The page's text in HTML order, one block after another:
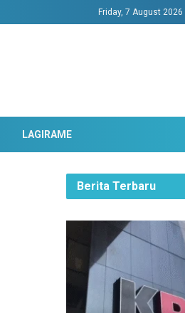
Friday, 7 August 2026
LAGIRAME
Berita Terbaru